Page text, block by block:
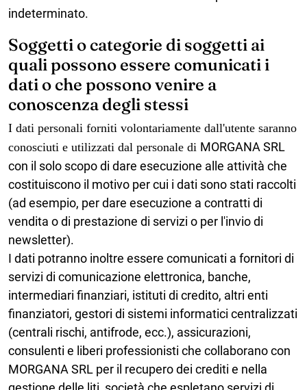
indeterminato.
Soggetti o categorie di soggetti ai
quali possono essere comunicati i
dati o che possono venire a
conoscenza degli stessi
I dati personali forniti volontariamente dall'utente saranno
conosciuti e utilizzati dal personale di MORGANA SRL
con il solo scopo di dare esecuzione alle attività che
costituiscono il motivo per cui i dati sono stati raccolti
(ad esempio, per dare esecuzione a contratti di
vendita o di prestazione di servizi o per l'invio di
newsletter).
I dati potranno inoltre essere comunicati a fornitori di
servizi di comunicazione elettronica, banche,
intermediari finanziari, istituti di credito, altri enti
finanziatori, gestori di sistemi informatici centralizzati
(centrali rischi, antifrode, ecc.), assicurazioni,
consulenti e liberi professionisti che collaborano con
MORGANA SRL per il recupero dei crediti e nella